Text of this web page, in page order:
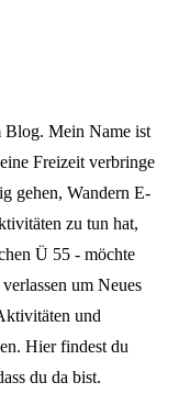
Mein Name ist
Freizeit verbringe
gehen, Wandern E-
zu tun hat,
Ü 55 - möchte
um Neues
und
Hier findest du
du da bist.